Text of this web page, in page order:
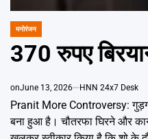
POSTED
IN
मनोरंजन
370 रुपए
onJune 13, 2026 HNN 24x7 Desk
Pranit More Controversy:
बना हुआ है। चौतरफा घिरने और